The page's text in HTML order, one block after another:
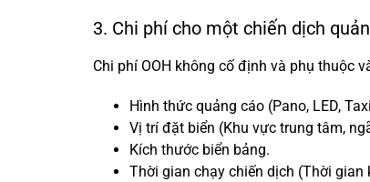
3. Chi phí cho một chiến dịch
Chi phí OOH không cố định và phụ thuộc
Hình thức quảng cáo (Pano, LED,
Vị trí đặt biển (Khu vực trung tâm,
Kích thước biển bảng.
Thời gian chạy chiến dịch (Thời